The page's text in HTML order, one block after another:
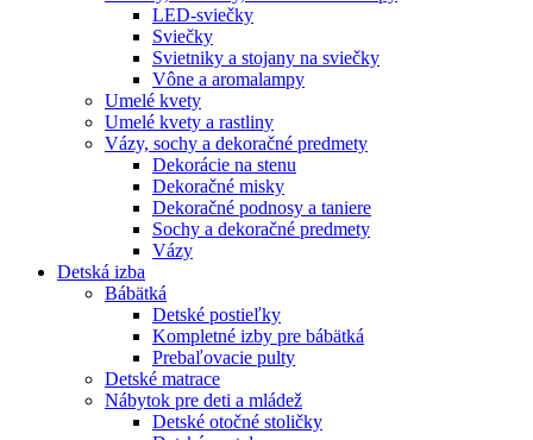
LED-sviečky
Sviečky
Svietniky a stojany na sviečky
Vône a aromalampy
Umelé kvety
Umelé kvety a rastliny
Vázy, sochy a dekoračné predmety
Dekorácie na stenu
Dekoračné misky
Dekoračné podnosy a taniere
Sochy a dekoračné predmety
Vázy
Detská izba
Bábätká
Detské postieľky
Kompletné izby pre bábätká
Prebaľovacie pulty
Detské matrace
Nábytok pre deti a mládež
Detské otočné stoličky